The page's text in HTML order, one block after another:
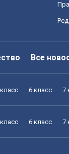
Все
6 класс 7
6 класс 7